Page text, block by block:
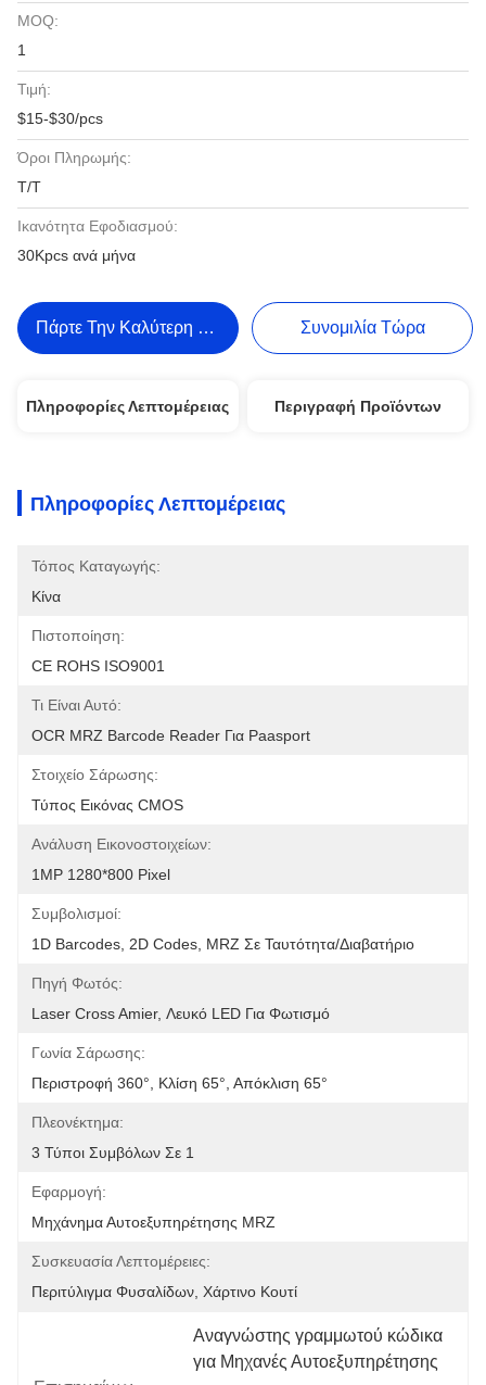
MOQ:
1
Τιμή:
$15-$30/pcs
Όροι Πληρωμής:
T/T
Ικανότητα Εφοδιασμού:
30Kpcs ανά μήνα
Πάρτε Την Καλύτερη Τιμή Συνομιλία Τώρα
Πληροφορίες Λεπτομέρειας Περιγραφή Προϊόντων
Πληροφορίες Λεπτομέρειας
Τόπος Καταγωγής:
Κίνα
Πιστοποίηση:
CE ROHS ISO9001
Τι Είναι Αυτό:
OCR MRZ Barcode Reader Για Paasport
Στοιχείο Σάρωσης:
Τύπος Εικόνας CMOS
Ανάλυση Εικονοστοιχείων:
1MP 1280*800 Pixel
Συμβολισμοί:
1D Barcodes, 2D Codes, MRZ Σε Ταυτότητα/διαβατήριο
Πηγή Φωτός:
Laser Cross Amier, Λευκό LED Για Φωτισμό
Γωνία Σάρωσης:
Περιστροφή 360°, Κλίση 65°, Απόκλιση 65°
Πλεονέκτημα:
3 Τύποι Συμβόλων Σε 1
Εφαρμογή:
Μηχάνημα Αυτοεξυπηρέτησης MRZ
Συσκευασία Λεπτομέρειες:
Περιτύλιγμα Φυσαλίδων, Χάρτινο Κουτί
Αναγνώστης γραμμωτού κώδικα
για Μηχανές Αυτοεξυπηρέτησης